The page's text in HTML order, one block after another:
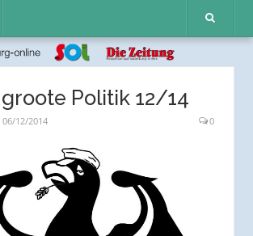
Politik 12/14
06/12/2014 0